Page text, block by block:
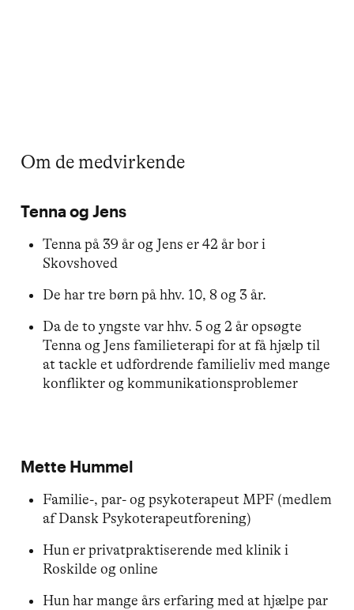
Om de medvirkende
Tenna og Jens
Tenna på 39 år og Jens er 42 år bor i
Skovshoved
De har tre børn på hhv. 10, 8 og 3 år.
Da de to yngste var hhv. 5 og 2 år opsøgte
Tenna og Jens familieterapi for at få hjælp til
at tackle et udfordrende familieliv med mange
konflikter og kommunikationsproblemer
Mette Hummel
Familie-, par- og psykoterapeut MPF (medlem
af Dansk Psykoterapeutforening)
Hun er privatpraktiserende med klinik i
Roskilde og online
Hun har mange års erfaring med at hjælpe par